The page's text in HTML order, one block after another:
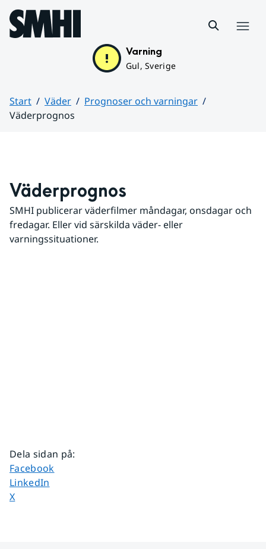
Hoppa till sidans innehåll
Varning
Gul, Sverige
Start Väder
Prognoser och varningar
Väderprognos
Väderprognos
SMHI publicerar väderfilmer måndagar, onsdagar och
fredagar. Eller vid särskilda väder- eller
varningssituationer.
Dela sidan på:
Dela sidan på
Facebook
Dela sidan på
LinkedIn
Dela sidan på
X